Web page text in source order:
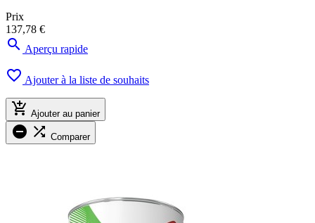
Prix
137,78 €
 Aperçu rapide
 Ajouter à la liste de souhaits
 Ajouter au panier
  Comparer